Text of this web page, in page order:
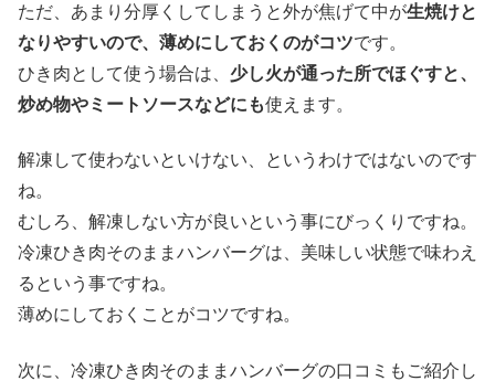
ただ、あまり分厚くしてしまうと外が焦げて中が生焼けと
なりやすいので、薄めにしておくのがコツです。
ひき肉として使う場合は、 少し火が通った所でほぐすと、
炒め物やミートソースなどにも使えます。
解凍して使わないといけない、というわけではないのです
ね。
むしろ、解凍しない方が良いという事にびっくりですね。
冷凍ひき肉そのままハンバーグは、美味しい状態で味わえ
るという事ですね。
薄めにしておくことがコツですね。
次に、冷凍ひき肉そのままハンバーグの口コミもご紹介し